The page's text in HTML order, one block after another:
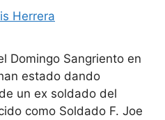
Herrera
Domingo Sangriento en
estado dando
un ex soldado del
como Soldado F. Joe